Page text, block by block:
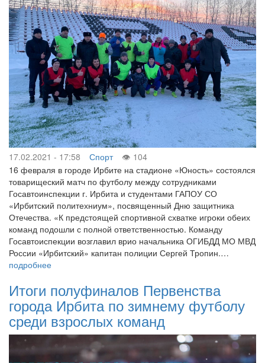
17.02.2021 - 17:58 Спорт
104
16 февраля в городе Ирбите на стадионе «Юность» состоялся
товарищеский матч по футболу между сотрудниками
Госавтоинспекции г. Ирбита и студентами ГАПОУ СО
«Ирбитский политехниум», посвященный Дню защитника
Отечества. «К предстоящей спортивной схватке игроки обеих
команд подошли с полной ответственностью. Команду
Госавтоиспекции возглавил врио начальника ОГИБДД МО МВД
России «Ирбитский» капитан полиции Сергей Тропин.…
подробнее
Итоги полуфиналов Первенства
города Ирбита по зимнему футболу
среди взрослых команд